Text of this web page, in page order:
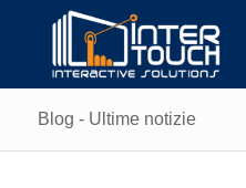
Blog - Ultime notizie